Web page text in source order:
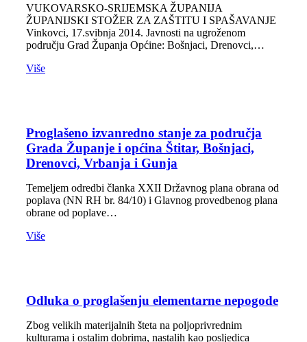
VUKOVARSKO-SRIJEMSKA ŽUPANIJA
ŽUPANIJSKI STOŽER ZA ZAŠTITU I SPAŠAVANJE
Vinkovci, 17.svibnja 2014. Javnosti na ugroženom
području Grad Županja Općine: Bošnjaci, Drenovci,…
Više
Proglašeno izvanredno stanje za područja
Grada Županje i općina Štitar, Bošnjaci,
Drenovci, Vrbanja i Gunja
Temeljem odredbi članka XXII Državnog plana obrana od
poplava (NN RH br. 84/10) i Glavnog provedbenog plana
obrane od poplave…
Više
Odluka o proglašenju elementarne nepogode
Zbog velikih materijalnih šteta na poljoprivrednim
kulturama i ostalim dobrima, nastalih kao posljedica